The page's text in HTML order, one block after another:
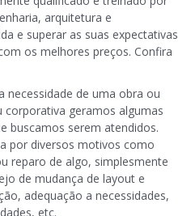
arquitetura e
e superar as suas expectativas
os melhores preços. Confira
necessidade de uma obra ou
geramos algumas
buscamos serem atendidos.
por diversos motivos como
reparo de algo, simplesmente
de mudança de layout e
adequação a necessidades,
etc.